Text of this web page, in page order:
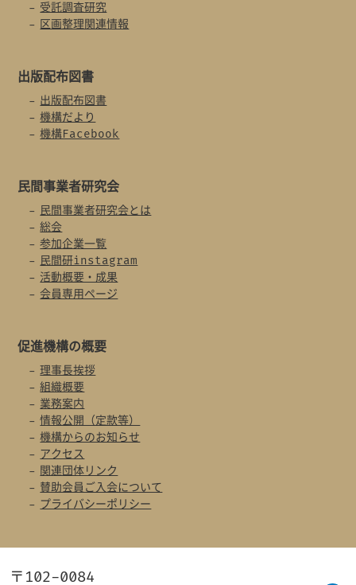
受託調査研究
区画整理関連情報
出版配布図書
出版配布図書
機構だより
機構Facebook
民間事業者研究会
民間事業者研究会とは
総会
参加企業一覧
民間研instagram
活動概要・成果
会員専用ページ
促進機構の概要
理事長挨拶
組織概要
業務案内
情報公開（定款等）
機構からのお知らせ
アクセス
関連団体リンク
賛助会員ご入会について
プライバシーポリシー
〒102-0084